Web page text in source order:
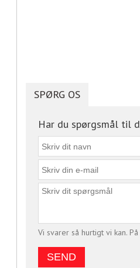
SPØRG OS
Har du spørgsmål til
Vi svarer så hurtigt vi kan.